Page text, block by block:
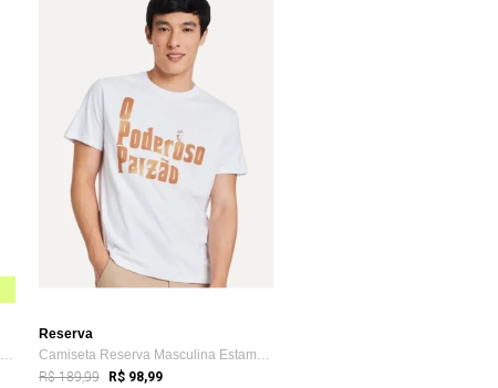
Camiseta Reserva Masculina Rio de Janeir...
Reserva
Camiseta Reserva Masculina Estampada Pod...
R$ 189,99 R$ 98,99